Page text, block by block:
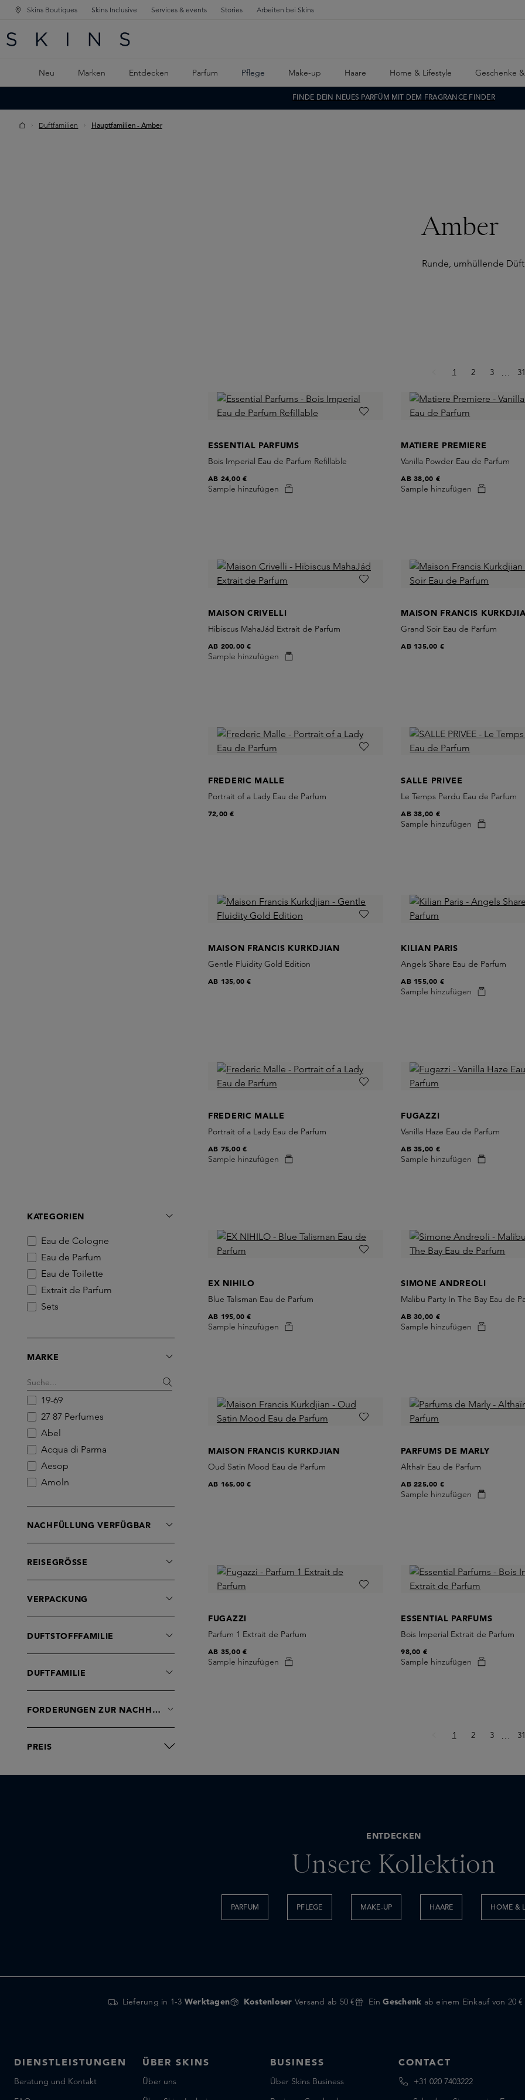
SPRINGEN
SPRINGEN
Skins Boutiques Skins Inclusive Services & events Stories Arbeiten bei Skins
Neu Marken Entdecken Parfum Pflege Make-up Haare Home & Lifestyle Geschenke
FINDE DEIN NEUES PARFÜM MIT DEM FRAGRANCE FINDER
Duftfamilien Hauptfamilien - Amber
Amber
Runde, umhüllende
KATEGORIEN
Eau de Cologne
Eau de Parfum
Eau de Toilette
Extrait de Parfum
Sets
MARKE
19-69
27 87 Perfumes
Abel
Acqua di Parma
Aesop
Amoln
Anti
Aqualis
Atelier Materi
BDK Parfums
Bon Parfumeur
Byredo
CLEAN BEAUTY
Caron
Casamorati
Dries Van Noten
Essential Parfums
Fornasetti Profumi
NACHFÜLLUNG VERFÜGBAR
REISEGRÖSSE
VERPACKUNG
DUFTSTOFFFAMILIE
DUFTFAMILIE
FORDERUNGEN ZUR NACHHALTIGKEIT
PREIS
Seite
1 Seite
2 Seite
3 Ellipsis
… 31
ESSENTIAL PARFUMS
Bois Imperial Eau de Parfum Refillable
Sample hinzufügen
AB 24,00 €
MATIERE PREMIERE
Vanilla Powder Eau de Parfum
Sample hinzufügen
AB38,00 €
MAISON CRIVELLI
Hibiscus MahaJád Extrait de Parfum
Sample hinzufügen
AB 200,00 €
MAISON FRANCIS
Grand Soir Eau de Parfum
AB 135,00 €
FREDERIC MALLE
Portrait of a Lady Eau de Parfum
72,00 €
SALLE PRIVEE
Le Temps Perdu Eau de Parfum
Sample hinzufügen
AB38,00 €
MAISON FRANCIS KURKDJIAN
Gentle Fluidity Gold Edition
AB 135,00 €
KILIAN PARIS
Angels Share Eau de Parfum
Sample hinzufügen
AB 155,00 €
FREDERIC MALLE
Portrait of a Lady Eau de Parfum
Sample hinzufügen
AB 75,00 €
FUGAZZI
Vanilla Haze Eau de Parfum
Sample hinzufügen
AB35,00 €
EX NIHILO
Blue Talisman Eau de Parfum
Sample hinzufügen
AB 195,00 €
SIMONE ANDREOLI
Malibu Party In The Bay Eau de
Sample hinzufügen
AB30,00 €
MAISON FRANCIS KURKDJIAN
Oud Satin Mood Eau de Parfum
AB 165,00 €
PARFUMS DE MARLY
Althaïr Eau de Parfum
Sample hinzufügen
AB225,00 €
FUGAZZI
Parfum 1 Extrait de Parfum
Sample hinzufügen
AB 35,00 €
ESSENTIAL PARFUMS
Bois Imperial Extrait de Parfum
Sample hinzufügen
98,00 €
Seite
1 Seite
2 Seite
3 Ellipsis
… 31
ENTDECKEN
Unsere Kollektion
PARFUM PFLEGE MAKE-UP HAARE HOME &
Lieferung in 1-3 Werktagen Kostenloser Versand ab 50 € EinGeschenk ab einem Einkauf von 20 €
DIENSTLEISTUNGEN
Beratung und Kontakt
ÜBER SKINS
Über uns
BUSINESS
Über Skins Business
CONTACT
+31 020 7403222